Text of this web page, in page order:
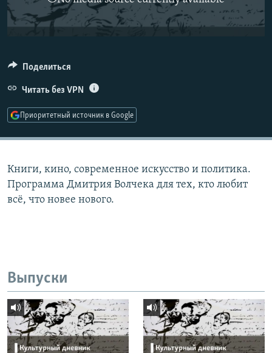
РАСПИСАНИЕ ВЕЩАНИЯ
СОЦИАЛЬНЫЕ СЕТИ
Поделиться
Читать без VPN
Приоритетный источник в Google
Книги, кино, современное искусство и политика.
Программа Дмитрия Волчека для тех, кто любит
всё, что новее нового.
Выпуски